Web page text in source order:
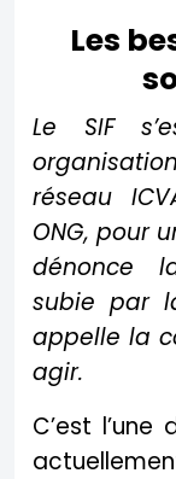
Les
Le SIF
réseau
ONG, pour
dénonce
subie par
appelle la
agir.
C’est